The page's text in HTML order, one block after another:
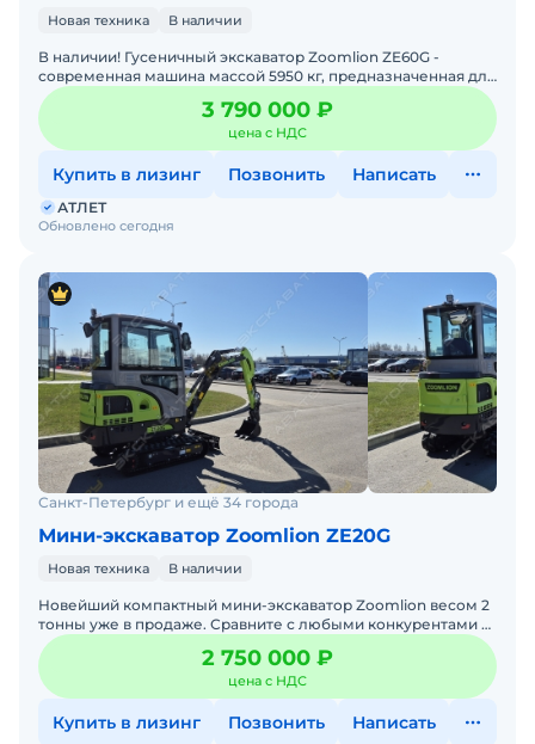
Новая техника В наличии
В наличии! Гусеничный экскаватор Zoomlion ZE60G -
современная машина массой 5950 кг, предназначенная для
выполнения строительных, дорожных, коммунальных и
земля
3 790 000 ₽
цена с НДС
Купить в лизинг Позвонить Написать
Обновлено сегодня
АТЛЕТ
Санкт-Петербург и ещё 34 города
Мини-экскаватор Zoomlion ZE20G
Новая техника В наличии
Новейший компактный мини-экскаватор Zoomlion весом 2
тонны уже в продаже. Сравните с любыми конкурентами и
оцените наши преимущества. Приглашаем на тест-драйв н
2 750 000 ₽
цена с НДС
Купить в лизинг Позвонить Написать